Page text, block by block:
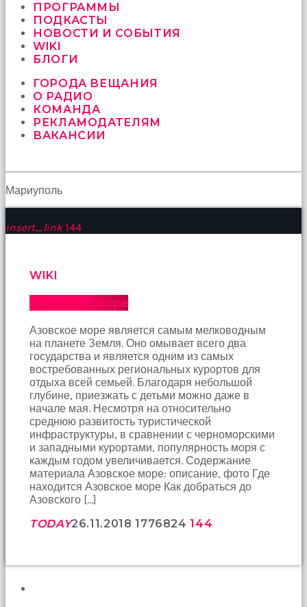
sikici
kocalar
güzel
karıları
öttürüyor
sex
hikayeleri
yüzüne
boşalarak
rahatlıyorlar
porno
arkadaş
sonu
ederek
bunu
tekrar
yapmak
sözleşiyorlar
altyazılı
porno
Arkadaşımın
evine
takılmaya
gittiğimde
tombul
annesinin
bakmaktan
şeye
olamıyordum
ПРОГРАММЫ
ПОДКАСТЫ
НОВОСТИ И СОБЫТИЯ
WIKI
БЛОГИ
ГОРОДА ВЕЩАНИЯ
О РАДИО
КОМАНДА
РЕКЛАМОДАТЕЛЯМ
ВАКАНСИИ
Мариуполь
insert_link 144
WIKI
Азовское море
Азовское море является самым мелководным
на планете Земля. Оно омывает всего два
государства и является одним из самых
востребованных региональных курортов для
отдыха всей семьей. Благодаря небольшой
глубине, приезжать с детьми можно даже в
начале мая. Несмотря на относительно
среднюю развитость туристической
инфраструктуры, в сравнении с черноморскими
и западными курортами, популярность моря с
каждым годом увеличивается. Содержание
материала Азовское море: описание, фото Где
находится Азовское море Как добраться до
Азовского […]
TODAY26.11.2018 1776824 144